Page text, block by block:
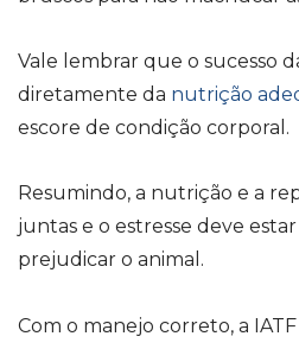
Vale lembrar que o sucesso
diretamente da nutrição
escore de condição corporal.
Resumindo, a nutrição e a
juntas e o estresse deve
prejudicar o animal.
Com o manejo correto, a IATF